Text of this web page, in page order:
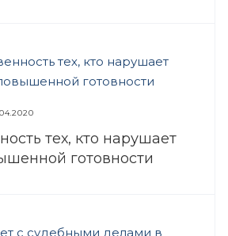
тех, кто нарушает
готовности